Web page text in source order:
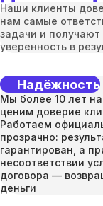
Наши клиенты
нам самые
задачи и получают
уверенность в
Надёжность
Мы более 10 лет
ценим доверие
Работаем
прозрачно:
гарантирован, а
несоответствии
договора —
деньги